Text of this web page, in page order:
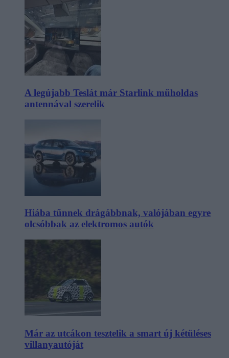
A legújabb Teslát már Starlink műholdas
antennával szerelik
Hiába tűnnek drágábbnak, valójában egyre
olcsóbbak az elektromos autók
Már az utcákon tesztelik a smart új kétüléses
villanyautóját